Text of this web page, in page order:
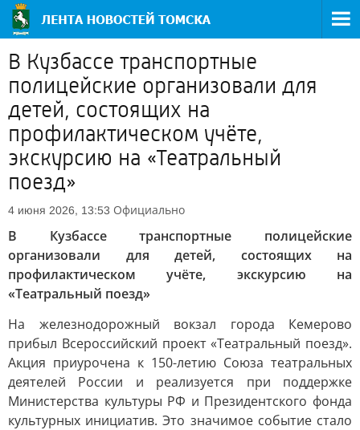
В Кузбассе транспортные
полицейские организовали для
детей, состоящих на
профилактическом учёте,
экскурсию на «Театральный
поезд»
4 июня 2026, 13:53 Официально
В Кузбассе транспортные полицейские
организовали для детей, состоящих на
профилактическом учёте, экскурсию на
«Театральный поезд»
На железнодорожный вокзал города Кемерово
прибыл Всероссийский проект «Театральный поезд».
Акция приурочена к 150-летию Союза театральных
деятелей России и реализуется при поддержке
Министерства культуры РФ и Президентского фонда
культурных инициатив. Это значимое событие стало